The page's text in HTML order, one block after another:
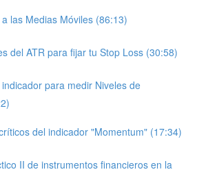
las Medias Móviles (86:13)
del ATR para fijar tu Stop Loss (30:58)
para medir Niveles de
del indicador "Momentum" (17:34)
II de instrumentos financieros en la